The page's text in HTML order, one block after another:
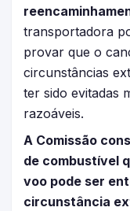
transportadora
provar que o
circunstâncias
ter sido evitadas
razoáveis.
A Comissão
de combustível
voo pode ser
circunstância